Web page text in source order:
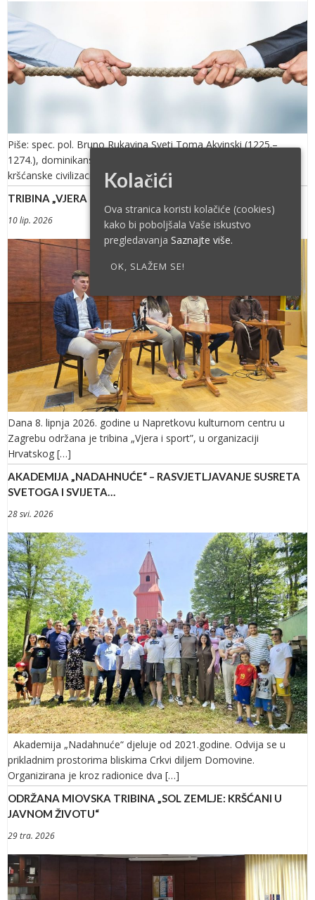
Piše: spec. pol. Bruno Rukavina Sveti Toma Akvinski (1225.–
1274.), dominikanski fratar i jedan od najutjecajnijih mislilaca
kršćanske civilizacije, oblikovao je […]
TRIBINA „VJERA I SPORT“
10 lip. 2026
Dana 8. lipnja 2026. godine u Napretkovu kulturnom centru u
Zagrebu održana je tribina „Vjera i sport”, u organizaciji
Hrvatskog […]
AKADEMIJA „NADAHNUĆE“ – RASVJETLJAVANJE SUSRETA
SVETOGA I SVIJETA…
28 svi. 2026
Akademija „Nadahnuće“ djeluje od 2021.godine. Odvija se u
prikladnim prostorima bliskima Crkvi diljem Domovine.
Organizirana je kroz radionice dva […]
ODRŽANA MIOVSKA TRIBINA „SOL ZEMLJE: KRŠĆANI U
JAVNOM ŽIVOTU“
29 tra. 2026
Kolačići
Ova stranica koristi kolačiće (cookies)
kako bi poboljšala Vaše iskustvo
pregledavanja Saznajte više.
OK, SLAŽEM SE!